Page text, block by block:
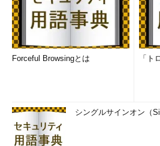
Forceful Browsingとは 「ト
シングルサインオン（